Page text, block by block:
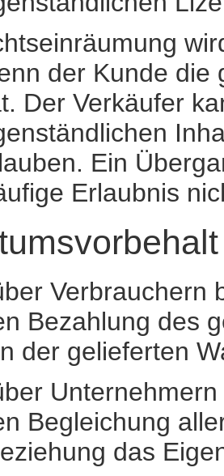
der Kunde die
Der Verkäufer
Ein
Erlaubnis
Verbrauchern
Bezahlung des
der gelieferten
Begleichung
das